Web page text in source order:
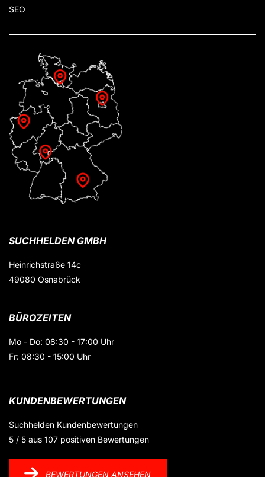
SEO
SUCHHELDEN GMBH
Heinrichstraße 14c
49080 Osnabrück
BÜROZEITEN
Mo - Do: 08:30 - 17:00 Uhr
Fr: 08:30 - 15:00 Uhr
KUNDENBEWERTUNGEN
Suchhelden Kundenbewertungen
5 / 5 aus 107 positiven Bewertungen
BEWERTUNGEN ANSEHEN